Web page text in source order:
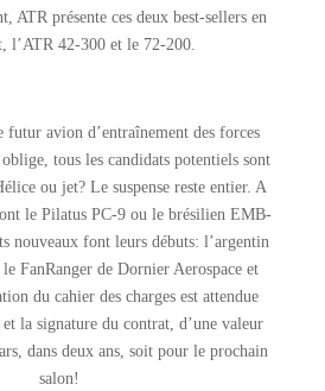
ATR présente ces deux best-sellers en
l’ATR 42-300 et le 72-200.
avion d’entraînement des forces
oblige, tous les candidats potentiels sont
ou jet? Le suspense reste entier. A
le Pilatus PC-9 ou le brésilien EMB-
nouveaux font leurs débuts: l’argentin
FanRanger de Dornier Aerospace et
du cahier des charges est attendue
la signature du contrat, d’une valeur
dans deux ans, soit pour le prochain
salon!